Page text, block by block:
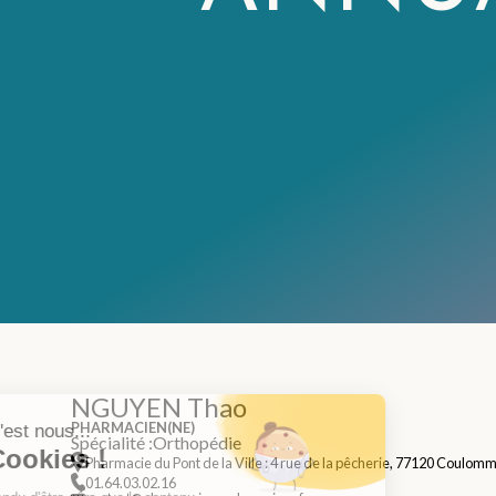
NGUYEN Thao
PHARMACIEN(NE)
Spécialité :Orthopédie
Pharmacie du Pont de la Ville : 4 rue de la pêcherie, 77120
01.64.03.02.16